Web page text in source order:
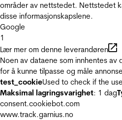
områder av nettstedet. Nettstedet
disse informasjonskapslene.
Google
1
Lær mer om denne leverandøren
Noen av dataene som innhentes av
for å kunne tilpasse og måle
test_cookieUsed to check if the
Maksimal lagringsvarighet: 1 dag
consent.cookiebot.com
www.track.garnius.no